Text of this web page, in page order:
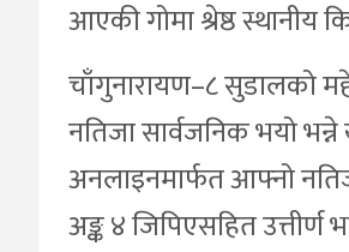
आएकी गोमा श्रेष्ठ स्थानीय
चाँगुनारायण–८ सुडालको
नतिजा सार्वजनिक भयो
अनलाइनमार्फत आफ्नो
अङ्क ४ जिपिएसहित उत्तीर्ण